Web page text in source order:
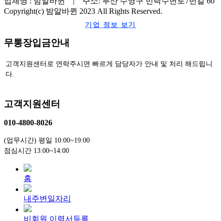
Copyright(c) 밤알바퀸 2023 All Rights Reserved.
기업 정보 보기
무통장입금안내
고객지원센터로 연락주시면 빠르게 담당자가 안내 및 처리 해드립니
다.
고객지원센터
010-4800-8026
(업무시간) 평일 10:00~19:00
점심시간 13:00~14:00
홈
내주변일자리
비회원 이력서등록